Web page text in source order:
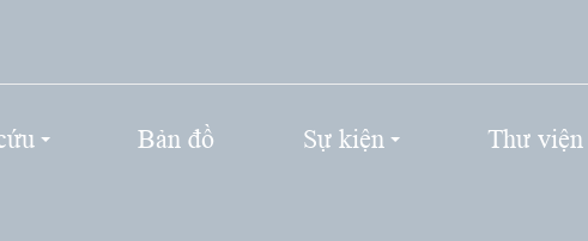
Bản đồ Sự kiện Thư viện